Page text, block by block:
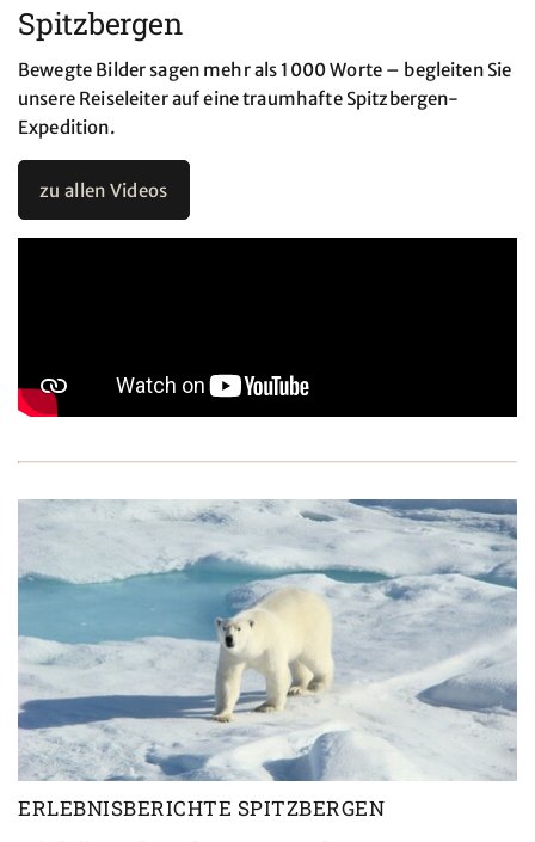
Spitzbergen
Bewegte Bilder sagen mehr als 1000 Worte – begleiten Sie
unsere Reiseleiter auf eine traumhafte Spitzbergen-
Expedition.
zu allen Videos
ERLEBNISBERICHTE SPITZBERGEN